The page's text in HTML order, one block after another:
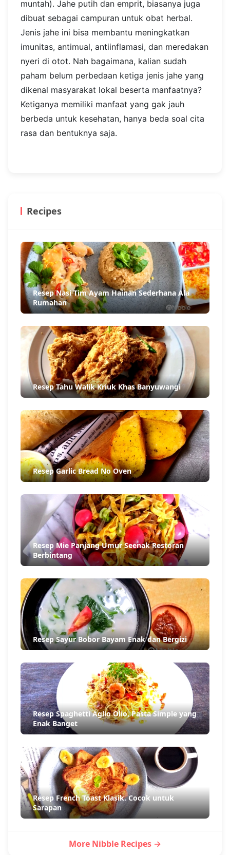
muntah). Jahe putih dan emprit, biasanya juga
dibuat sebagai campuran untuk obat herbal.
Jenis jahe ini bisa membantu meningkatkan
imunitas, antimual, antiinflamasi, dan meredakan
nyeri di otot. Nah bagaimana, kalian sudah
paham belum perbedaan ketiga jenis jahe yang
dikenal masyarakat lokal beserta manfaatnya?
Ketiganya memiliki manfaat yang gak jauh
berbeda untuk kesehatan, hanya beda soal cita
rasa dan bentuknya saja.
Recipes
Resep Nasi Tim Ayam Hainan Sederhana Ala
Rumahan
Resep Tahu Walik Kriuk Khas Banyuwangi
Resep Garlic Bread No Oven
Resep Mie Panjang Umur Seenak Restoran
Berbintang
Resep Sayur Bobor Bayam Enak dan Bergizi
Resep Spaghetti Aglio Olio, Pasta Simple yang
Enak Banget
Resep French Toast Klasik. Cocok untuk
Sarapan
More Nibble Recipes →